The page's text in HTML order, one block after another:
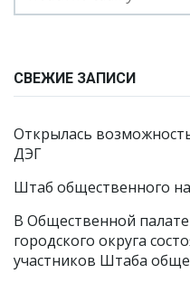
СВЕЖИЕ ЗАПИСИ
Открылась
ДЭГ
Штаб общественного
В Общественной
городского округа
участников Штаба